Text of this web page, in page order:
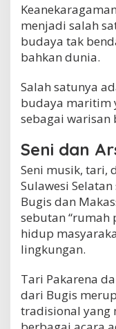
menjadi salah
budaya tak
bahkan dunia.
Salah satunya
budaya maritim
sebagai warisan
Seni dan
Seni musik, tari,
Sulawesi
Bugis dan
sebutan “rumah
hidup
lingkungan.
Tari Pakarena
dari Bugis
tradisional yang